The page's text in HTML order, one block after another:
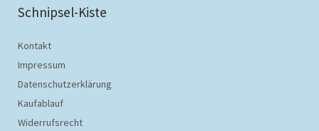
Schnipsel-Kiste
Kontakt
Impressum
Datenschutzerklärung
Kaufablauf
Widerrufsrecht